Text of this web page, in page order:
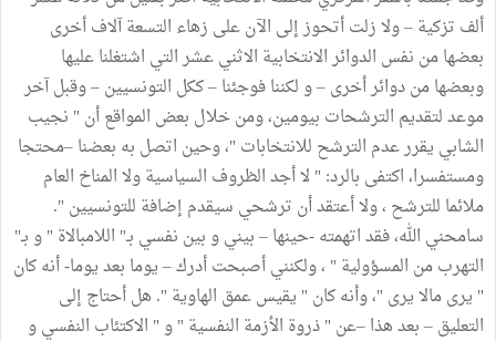
ألف تزكية – ولا زلت أتحوز إلى الآن على زهاء التسعة آلاف أخرى
بعضها من نفس الدوائر الانتخابية الاثني عشر التي اشتغلنا عليها
وبعضها من دوائر أخرى – و لكننا فوجئنا – ككل التونسيين – وقبل آخر
موعد لتقديم الترشحات بيومين، ومن خلال بعض المواقع أن " نجيب
الشابي يقرر عدم الترشح للانتخابات "، وحين اتصل به بعضنا –محتجا
ومستفسرا، اكتفى بالرد: " لا أجد الظروف السياسية ولا المناخ العام
ملائما للترشح ، ولا أعتقد أن ترشحي سيقدم إضافة للتونسيين ".
سامحني الله، فقد اتهمته -حينها – بيني و بين نفسي بـ" اللامبالاة " و بـ"
التهرب من المسؤولية " ، ولكنني أصبحت أدرك – يوما بعد يوما- أنه كان
" يرى مالا يرى "، وأنه كان " يقيس عمق الهاوية ". هل أحتاج إلى
التعليق – بعد هذا –عن " ذروة الأزمة النفسية " و " الاكتئاب النفسي و